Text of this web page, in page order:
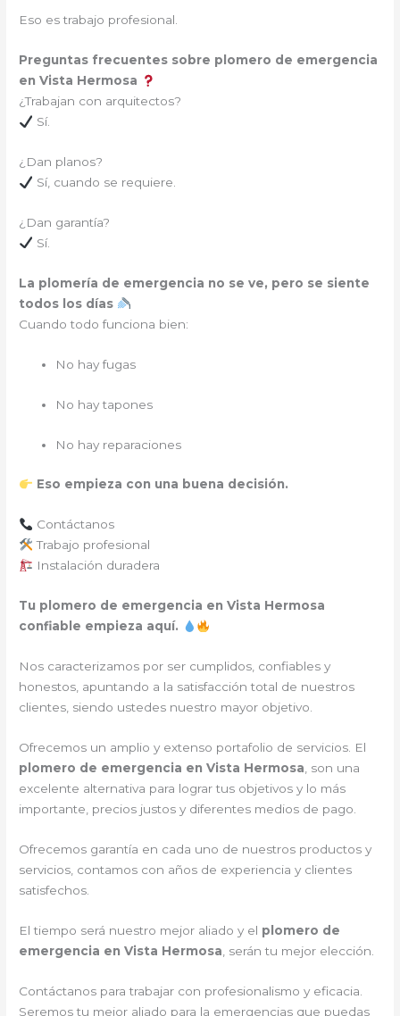
Eso es trabajo profesional.
Preguntas frecuentes sobre plomero de emergencia
en Vista Hermosa
¿Trabajan con arquitectos?
Sí.
¿Dan planos?
Sí, cuando se requiere.
¿Dan garantía?
Sí.
La plomería de emergencia no se ve, pero se siente
todos los días
Cuando todo funciona bien:
No hay fugas
No hay tapones
No hay reparaciones
Eso empieza con una buena decisión.
Contáctanos
Trabajo profesional
Instalación duradera
Tu plomero de emergencia en Vista Hermosa
confiable empieza aquí.
Nos caracterizamos por ser cumplidos, confiables y
honestos, apuntando a la satisfacción total de nuestros
clientes, siendo ustedes nuestro mayor objetivo.
Ofrecemos un amplio y extenso portafolio de servicios. El
plomero de emergencia en Vista Hermosa , son una
excelente alternativa para lograr tus objetivos y lo más
importante, precios justos y diferentes medios de pago.
Ofrecemos garantía en cada uno de nuestros productos y
servicios, contamos con años de experiencia y clientes
satisfechos.
El tiempo será nuestro mejor aliado y el plomero de
emergencia en Vista Hermosa , serán tu mejor elección.
Contáctanos para trabajar con profesionalismo y eficacia.
Seremos tu mejor aliado para la emergencias que puedas